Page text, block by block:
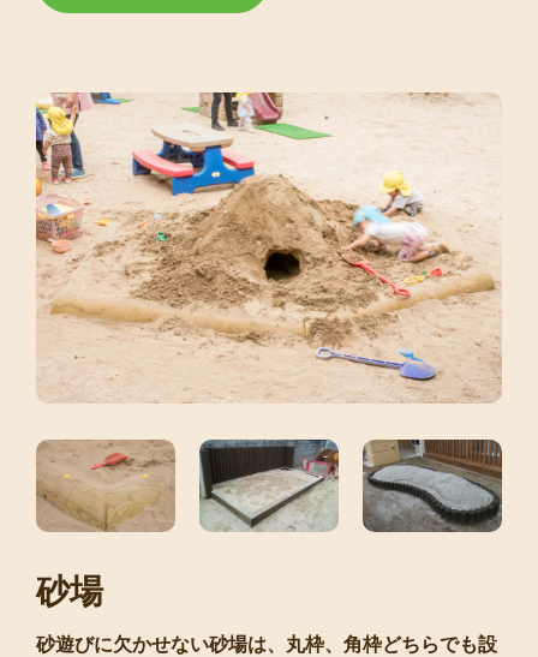
砂場
砂遊びに欠かせない砂場は、丸枠、角枠どちらでも設